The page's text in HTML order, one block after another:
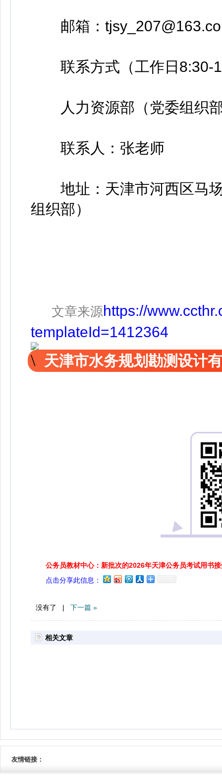
邮箱：
联系方式（工作日8:30-
人力资源部（党委组织部
联系人：张老师
地址：天津市河西区马场
组织部）
文章来源https://
templateId=1412364
天津市水务规划勘测设计
公务员教材中心：新批次的2026年天津公务员考试用书
点击分享此信息：
没有了 | 下一篇 »
相关文章
友情链接：